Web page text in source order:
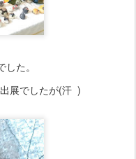
た。
展でしたが(汗 )